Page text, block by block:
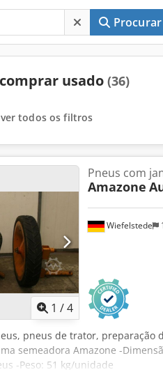
Procurar
usado (36)
todos os filtros
1 /4
Wiefelstede
Pneus com
Amazone
pneus de trator, preparação
semeadora Amazone -
-Peso: 51 kg/unidade